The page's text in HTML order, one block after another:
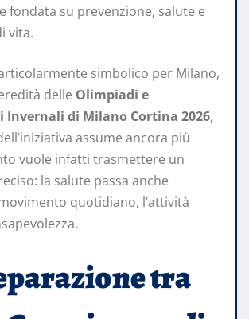
fondata su prevenzione, salute e
vita.
simbolico per Milano,
delle Olimpiadi e
Invernali di Milano Cortina 2026,
assume ancora più
vuole infatti trasmettere un
la salute passa anche
quotidiano, l’attività
tra